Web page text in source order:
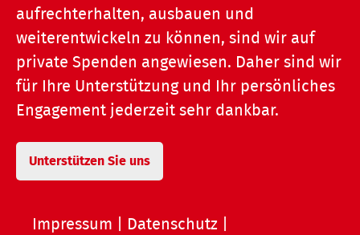
aufrechterhalten, ausbauen und
weiterentwickeln zu können, sind wir auf
private Spenden angewiesen. Daher sind wir
für Ihre Unterstützung und Ihr persönliches
Engagement jederzeit sehr dankbar.
Unterstützen Sie uns
Impressum Datenschutz